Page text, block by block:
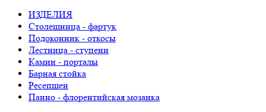
ИЗДЕЛИЯ
Столешница - фартук
Подоконник - откосы
Лестница - ступени
Камин - порталы
Барная стойка
Ресепшен
Панно - флорентийская мозаика